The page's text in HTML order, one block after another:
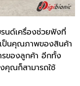
นด์เครื่องช่วยฟังที่
ป็นคุณภาพของสินค้า
ของลูกค้า อีกทั้ง
คุณก็สามารถใช้